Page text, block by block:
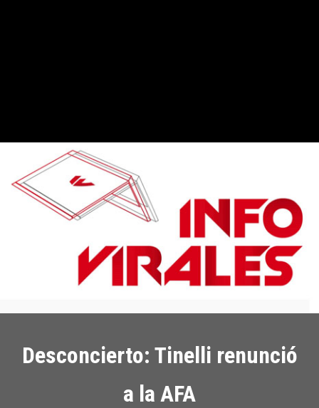
Desconcierto: Tinelli renunció
a la AFA